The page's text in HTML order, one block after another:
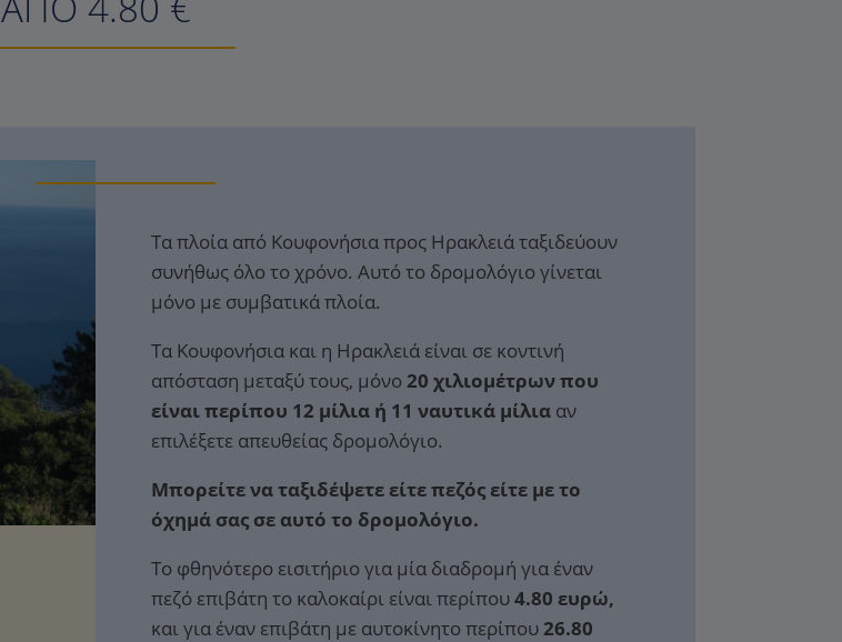
Τα πλοία από Κουφονήσια προς Ηρακλειά ταξιδεύουν
συνήθως όλο το χρόνο. Αυτό το δρομολόγιο γίνεται
μόνο με συμβατικά πλοία.
Τα Κουφονήσια και η Ηρακλειά είναι σε κοντινή
απόσταση μεταξύ τους, μόνο20 χιλιομέτρων που
είναι περίπου 12 μίλια ή 11 ναυτικά μίλια αν
επιλέξετε απευθείας δρομολόγιο.
Μπορείτε να ταξιδέψετε είτε πεζός είτε με το
όχημά σας σε αυτό το δρομολόγιο.
Το φθηνότερο εισιτήριο για μία διαδρομή για έναν
πεζό επιβάτη το καλοκαίρι είναι περίπου4.80 ευρώ,
και για έναν επιβάτη με αυτοκίνητο περίπου26.80